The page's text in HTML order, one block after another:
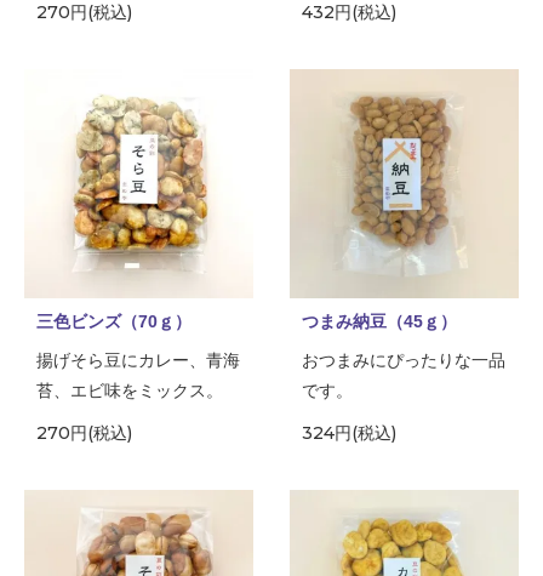
270円(税込) 432円(税込)
三色ビンズ（70ｇ）
揚げそら豆にカレー、青海
苔、エビ味をミックス。
270円(税込)
つまみ納豆（45ｇ）
おつまみにぴったりな一品
です。
324円(税込)